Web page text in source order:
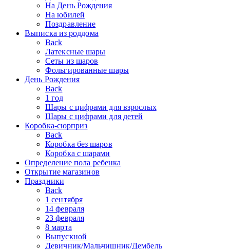
На День Рождения
На юбилей
Поздравление
Выписка из роддома
Back
Латексные шары
Сеты из шаров
Фольгированные шары
День Рождения
Back
1 год
Шары с цифрами для взрослых
Шары с цифрами для детей
Коробка-сюрприз
Back
Коробка без шаров
Коробка с шарами
Определение пола ребенка
Открытие магазинов
Праздники
Back
1 сентября
14 февраля
23 февраля
8 марта
Выпускной
Девичник/Мальчишник/Дембель